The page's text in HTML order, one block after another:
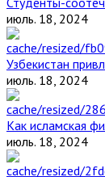
июль. 18, 2024
Узбекистан
июль. 18, 2024
Как исламская
июль. 18, 2024